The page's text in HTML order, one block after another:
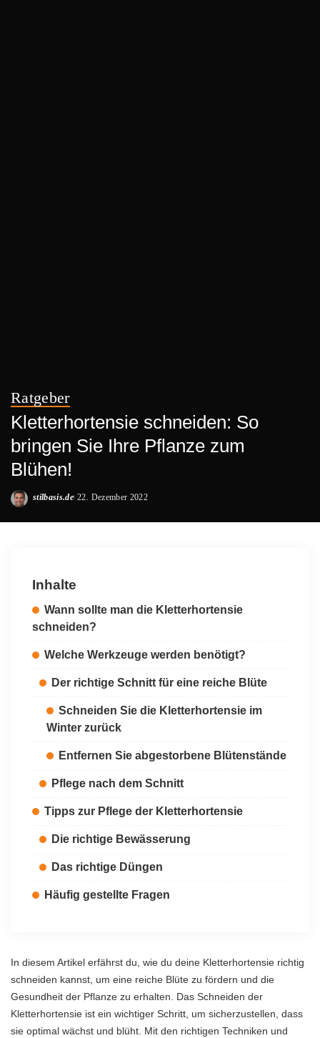
Ratgeber
Kletterhortensie schneiden: So
bringen Sie Ihre Pflanze zum
Blühen!
Posted
stilbasis.de 22. Dezember 2022
Inhalte
Wann sollte man die Kletterhortensie
schneiden?
Welche Werkzeuge werden benötigt?
Der richtige Schnitt für eine reiche Blüte
Schneiden Sie die Kletterhortensie im
Winter zurück
Entfernen Sie abgestorbene Blütenstände
Pflege nach dem Schnitt
Tipps zur Pflege der Kletterhortensie
Die richtige Bewässerung
Das richtige Düngen
Häufig gestellte Fragen
In diesem Artikel erfährst du, wie du deine Kletterhortensie richtig
schneiden kannst, um eine reiche Blüte zu fördern und die
Gesundheit der Pflanze zu erhalten. Das Schneiden der
Kletterhortensie ist ein wichtiger Schritt, um sicherzustellen, dass
sie optimal wächst und blüht. Mit den richtigen Techniken und